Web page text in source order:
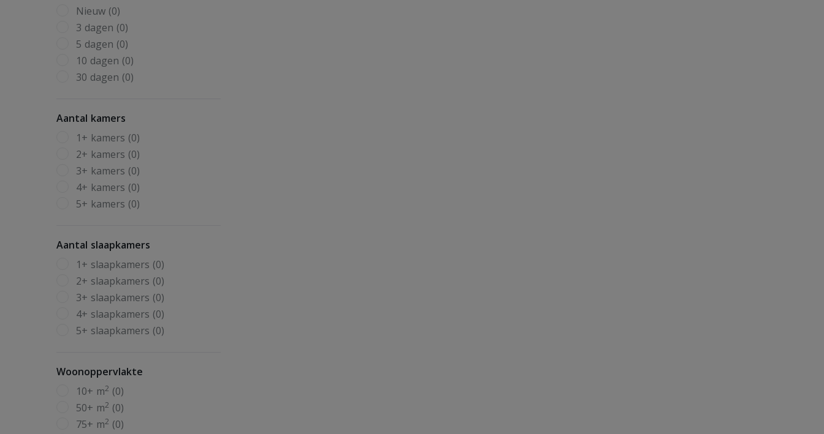
Nieuw (0)
3 dagen (0)
5 dagen (0)
10 dagen (0)
30 dagen (0)
Aantal kamers
1+ kamers (0)
2+ kamers (0)
3+ kamers (0)
4+ kamers (0)
5+ kamers (0)
Aantal slaapkamers
1+ slaapkamers (0)
2+ slaapkamers (0)
3+ slaapkamers (0)
4+ slaapkamers (0)
5+ slaapkamers (0)
Woonoppervlakte
10+ m2 (0)
50+ m2 (0)
75+ m2 (0)